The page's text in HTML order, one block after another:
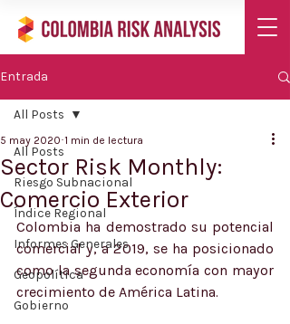
Entrada
All Posts
Riesgo Subnacional
Índice Regional
Informes Generales
Geopolítica
Gobierno
All Posts
Sector Risk Monthly:
Comercio Exterior
5 may 2020 1 min de lectura
Colombia ha demostrado su potencial
comercial y, a 2019, se ha posicionado
como la segunda economía con mayor
crecimiento de América Latina.